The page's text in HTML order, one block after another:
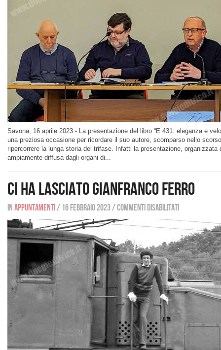
Savona, 16 aprile 2023 - La presentazione del libro “E 431: eleganza e
una preziosa occasione per ricordare il suo autore, scomparso nello
ripercorrere la lunga storia del trifase. Infatti la presentazione, organizzata
ampiamente diffusa dagli organi di...
Ci ha lasciato Gianfranco Ferro
In Appuntamenti / 16 febbraio 2023/Commenti disabilitati